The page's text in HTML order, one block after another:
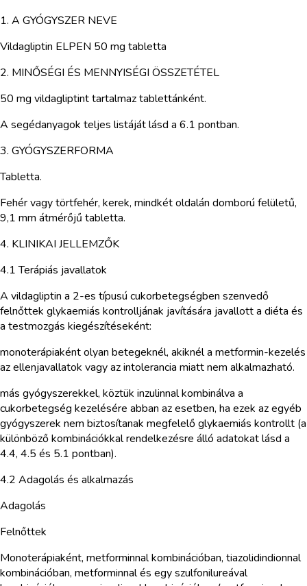
1. A GYÓGYSZER NEVE
Vildagliptin ELPEN 50 mg tabletta
2. MINŐSÉGI ÉS MENNYISÉGI ÖSSZETÉTEL
50 mg vildagliptint tartalmaz tablettánként.
A segédanyagok teljes listáját lásd a 6.1 pontban.
3. GYÓGYSZERFORMA
Tabletta.
Fehér vagy törtfehér, kerek, mindkét oldalán domború felületű,
9,1 mm átmérőjű tabletta.
4. KLINIKAI JELLEMZŐK
4.1 Terápiás javallatok
A vildagliptin a 2-es típusú cukorbetegségben szenvedő
felnőttek glykaemiás kontrolljának javítására javallott a diéta és
a testmozgás kiegészítéseként:
monoterápiaként olyan betegeknél, akiknél a metformin-kezelés
az ellenjavallatok vagy az intolerancia miatt nem alkalmazható.
más gyógyszerekkel, köztük inzulinnal kombinálva a
cukorbetegség kezelésére abban az esetben, ha ezek az egyéb
gyógyszerek nem biztosítanak megfelelő glykaemiás kontrollt (a
különböző kombinációkkal rendelkezésre álló adatokat lásd a
4.4, 4.5 és 5.1 pontban).
4.2 Adagolás és alkalmazás
Adagolás
Felnőttek
Monoterápiaként, metforminnal kombinációban, tiazolidindionnal
kombinációban, metforminnal és egy szulfonilureával